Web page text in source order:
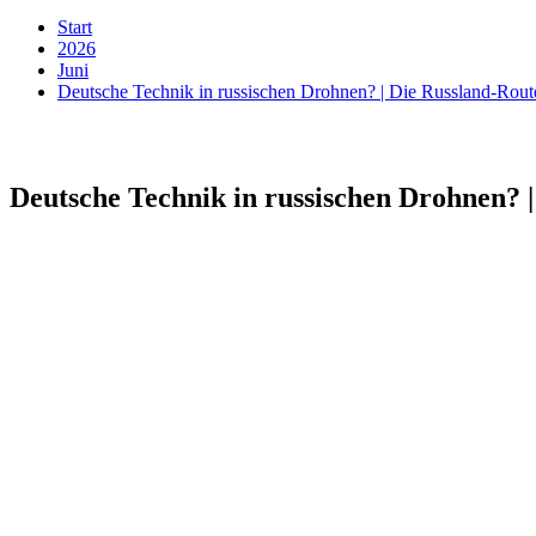
Start
2026
Juni
Deutsche Technik in russischen Drohnen? | Die Russland-
Deutsche Technik in russischen Drohnen?